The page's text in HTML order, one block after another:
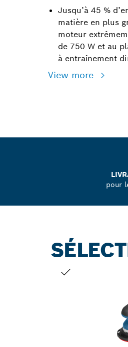
Jusqu’à 45 %
matière en plus
moteur
de 750 W et au
à entraînement
View more
pour